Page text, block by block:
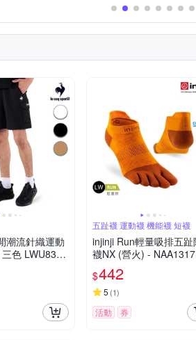
潮流針織運動
色 LWU8328
五趾襪 運動襪 機能襪 短襪
injinji Run輕量吸排五趾
襪NX (營火) -
OOLMAX 快乾襪 吸濕排
輕量透氣 五趾襪 隱形襪
$442
5 (1)
活動 券